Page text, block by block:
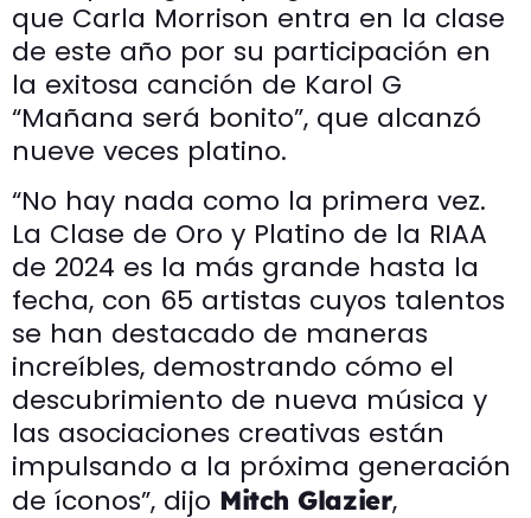
que Carla Morrison entra en la clase
de este año por su participación en
la exitosa canción de Karol G
“Mañana será bonito”, que alcanzó
nueve veces platino.
“No hay nada como la primera vez.
La Clase de Oro y Platino de la RIAA
de 2024 es la más grande hasta la
fecha, con 65 artistas cuyos talentos
se han destacado de maneras
increíbles, demostrando cómo el
descubrimiento de nueva música y
las asociaciones creativas están
impulsando a la próxima generación
de íconos”, dijo Mitch Glazier,